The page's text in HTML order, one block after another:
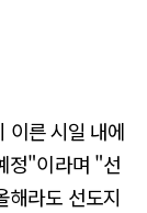
이른 시일 내에
정"이라며 "선
해라도 선도지